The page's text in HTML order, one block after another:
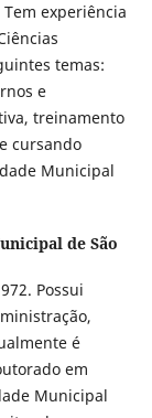
experiência
temas:
e
treinamento
cursando
Municipal
de São
Possui
é
em
Municipal